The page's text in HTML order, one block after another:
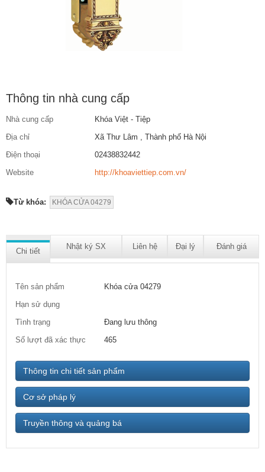
Thông tin nhà cung cấp
Nhà cung cấp
Khóa Việt - Tiệp
Địa chỉ
Xã Thư Lâm , Thành phố Hà Nội
Điện thoại
02438832442
Website
http://khoaviettiep.com.vn/
Từ khóa: KHÓA CỬA 04279
Chi tiết
Nhật ký SX Liên hệ Đại lý Đánh giá
Tên sản phẩm
Khóa cửa 04279
Hạn sử dụng
Tình trạng
Đang lưu thông
Số lượt đã xác thực
465
Thông tin chi tiết sản phẩm
Cơ sở pháp lý
Truyền thông và quảng bá